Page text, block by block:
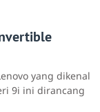
yang dikenal
9i ini dirancang